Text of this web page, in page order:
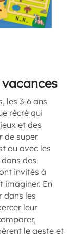
les 3-6 ans
récré qui
et des
de super
ou avec les
des
invités à
imaginer. En
dans les
leur
le geste et